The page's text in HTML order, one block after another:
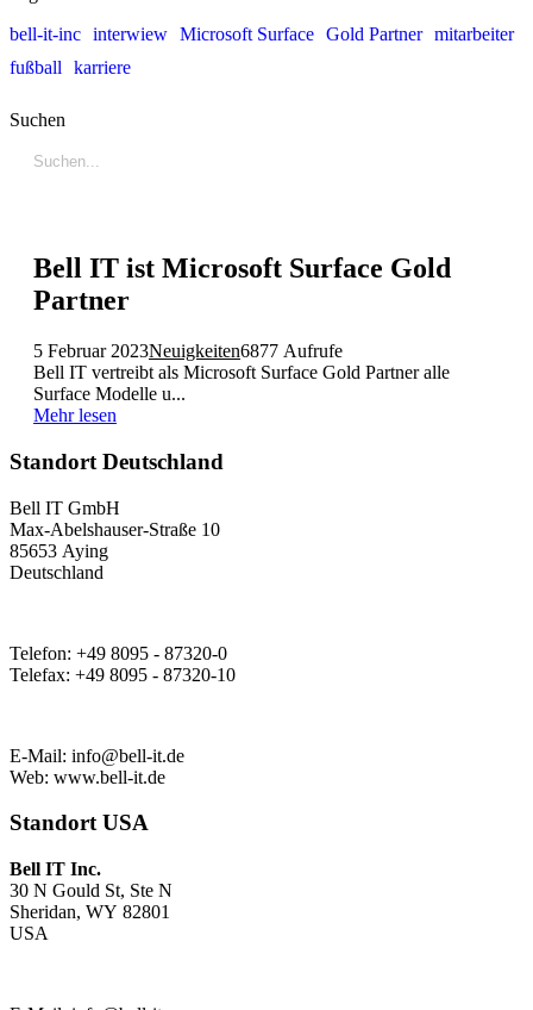
bell-it-inc interwiew Microsoft Surface Gold Partner mitarbeiter
fußball
karriere
Suchen
Bell IT ist Microsoft Surface Gold
Partner
5 Februar 2023Neuigkeiten6877 Aufrufe
Bell IT vertreibt als Microsoft Surface Gold Partner alle
Surface Modelle u...
Mehr lesen
Standort Deutschland
Bell IT GmbH
Max-Abelshauser-Straße 10
85653 Aying
Deutschland
Telefon: +49 8095 - 87320-0
Telefax: +49 8095 - 87320-10
E-Mail: info@bell-it.de
Web: www.bell-it.de
Standort USA
Bell IT Inc.
30 N Gould St, Ste N
Sheridan, WY 82801
USA